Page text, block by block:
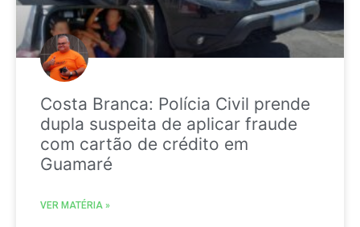
Costa Branca: Polícia Civil prende
dupla suspeita de aplicar fraude
com cartão de crédito em
Guamaré
VER MATÉRIA »